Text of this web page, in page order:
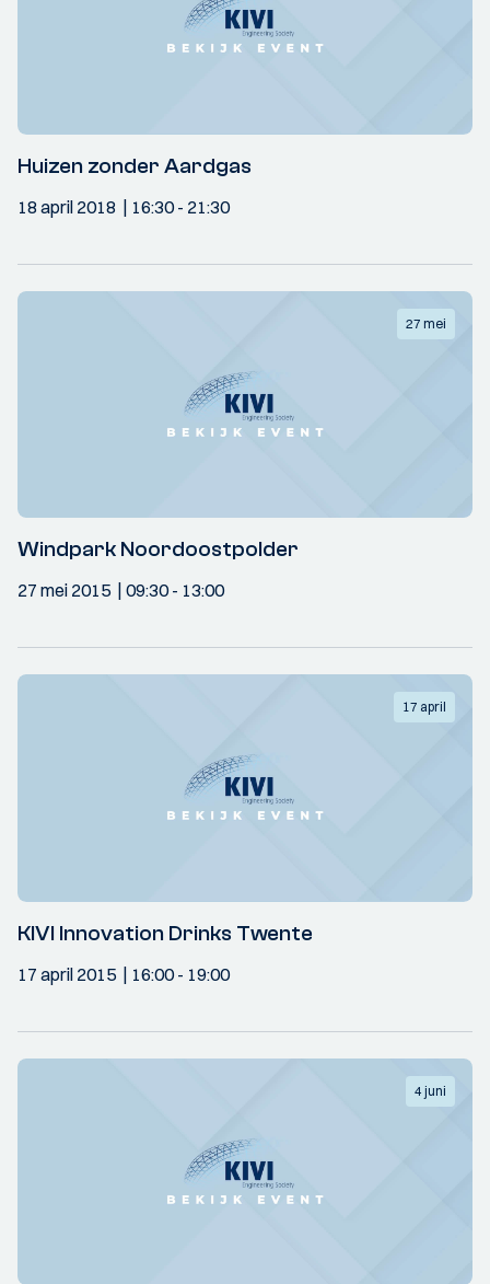
Huizen zonder Aardgas
18 april 2018 16:30- 21:30
27 mei
Windpark Noordoostpolder
27 mei 2015 09:30- 13:00
17 april
KIVI Innovation Drinks Twente
17 april 2015 16:00- 19:00
4 juni